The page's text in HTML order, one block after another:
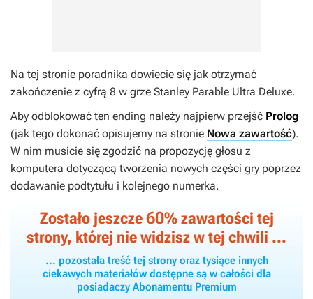
Na tej stronie poradnika dowiecie się jak otrzymać
zakończenie z cyfrą 8 w grze Stanley Parable Ultra Deluxe.
Aby odblokować ten ending należy najpierw przejść Prolog
(jak tego dokonać opisujemy na stronie Nowa zawartość).
W nim musicie się zgodzić na propozycję głosu z
komputera dotyczącą tworzenia nowych części gry poprzez
dodawanie podtytułu i kolejnego numerka.
Zostało jeszcze60% zawartości tej
strony, której nie widzisz w tej chwili ...
... pozostała treść tej strony oraz tysiące innych
ciekawych materiałów dostępne są w całości dla
posiadaczy Abonamentu Premium